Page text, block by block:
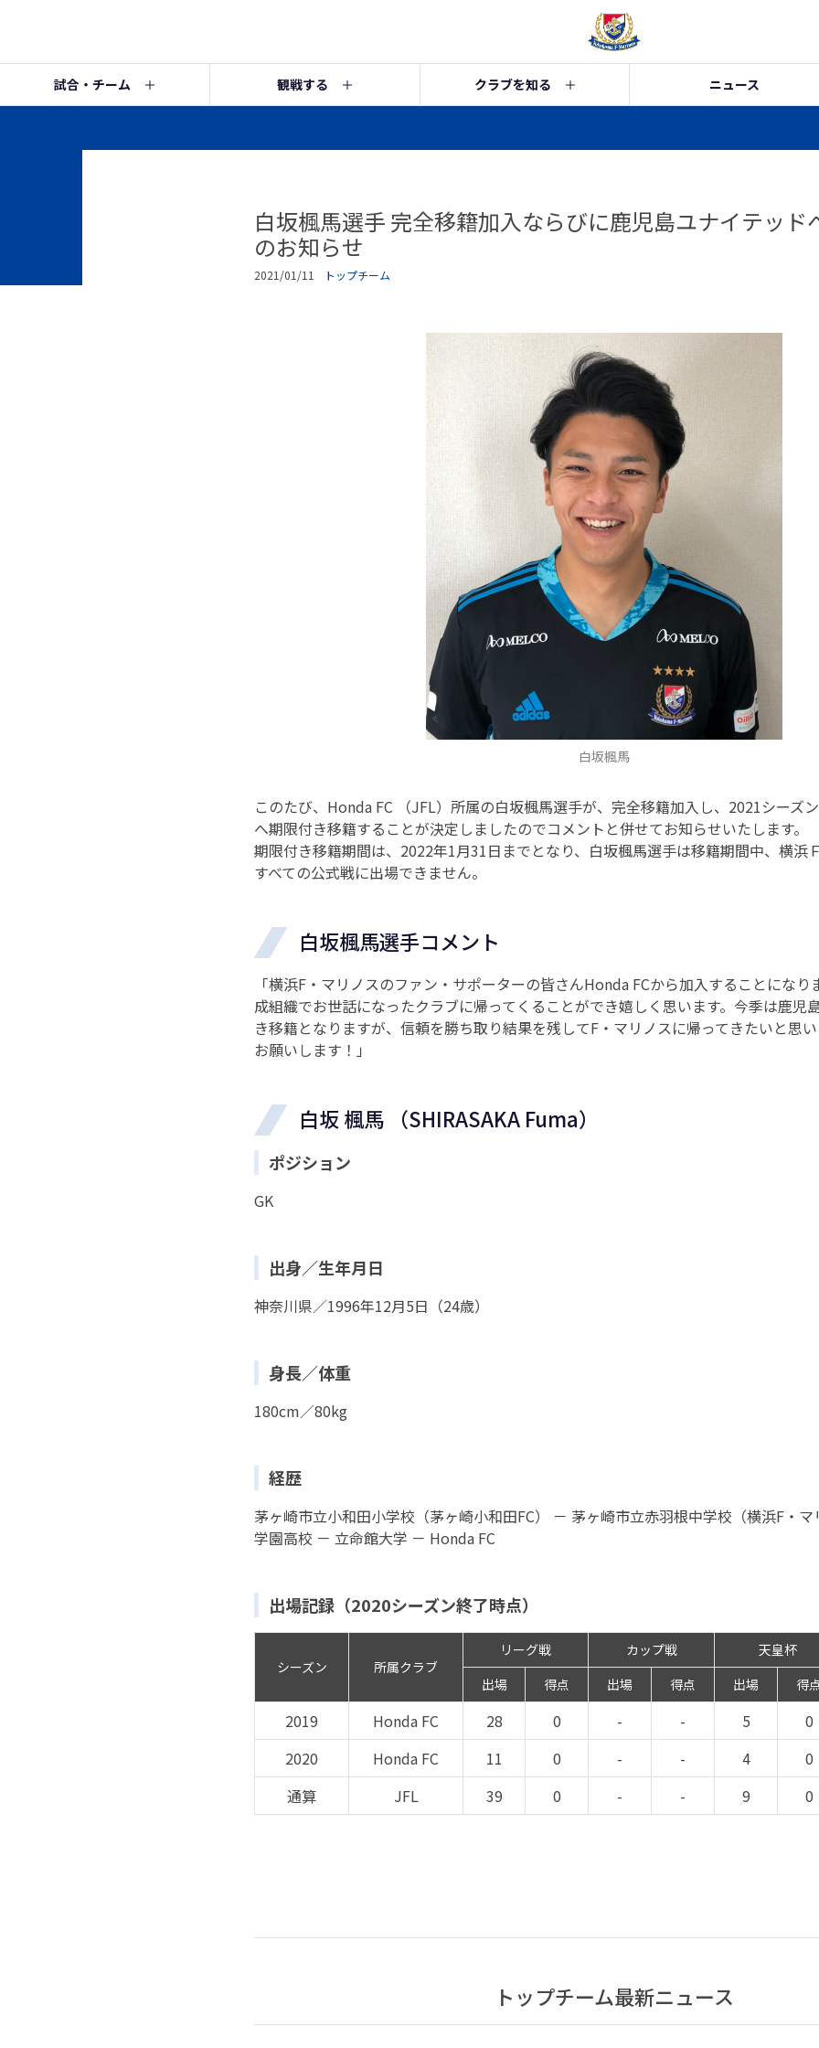
試合・チーム 観戦する クラブを知る ニュース
白坂楓馬選手 完全移籍加入ならびに鹿児島ユナイテッド
のお知らせ
2021/01/11 トップチーム
白坂楓馬
このたび、Honda FC （JFL）所属の白坂楓馬選手が、完全移籍加入し、2021シーズ
へ期限付き移籍することが決定しましたのでコメントと併せてお知らせいたします。
期限付き移籍期間は、2022年1月31日までとなり、白坂楓馬選手は移籍期間中、横浜
すべての公式戦に出場できません。
白坂楓馬選手コメント
「横浜F・マリノスのファン・サポーターの皆さんHonda FCから加入することになり
成組織でお世話になったクラブに帰ってくることができ嬉しく思います。今季は鹿児
き移籍となりますが、信頼を勝ち取り結果を残してF・マリノスに帰ってきたいと思
お願いします！」
白坂 楓馬 （SHIRASAKA Fuma）
ポジション
GK
出身／生年月日
神奈川県／1996年12月5日（24歳）
身長／体重
180cm／80kg
経歴
茅ヶ崎市立小和田小学校（茅ヶ崎小和田FC） － 茅ヶ崎市立赤羽根中学校（横浜F・
学園高校 － 立命館大学 － Honda FC
出場記録（2020シーズン終了時点）
シーズン 所属クラブ
リーグ戦 カップ戦 天皇杯
出場
得点 出場 得点 出場 得点
2019 Honda FC 28 0 - - 5 0
2020
Honda FC 11 0 - - 4 0
通算
JFL 39 0 - - 9 0
トップチーム最新ニュース